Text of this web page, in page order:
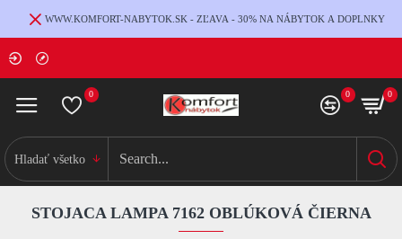
WWW.KOMFORT-NABYTOK.SK - ZĽAVA - 30% NA NÁBYTOK A DOPLNKY
0 0 0
Hladať všetko
STOJACA LAMPA 7162 OBLÚKOVÁ ČIERNA